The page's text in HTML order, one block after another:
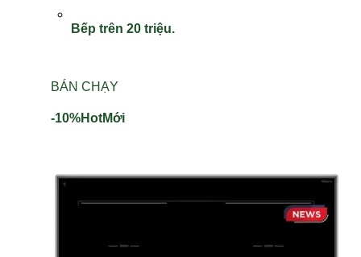
Bếp trên 20 triệu.
BÁN CHẠY
-10%HotMới